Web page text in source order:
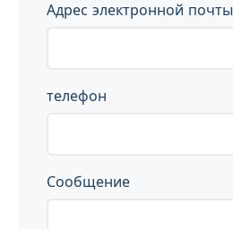
Адрес электронной почты
телефон
Сообщение